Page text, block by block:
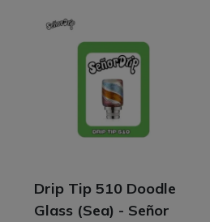
Drip Tip 510 Doodle
Glass (Sea) - Señor